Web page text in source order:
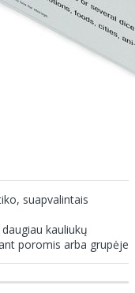
suapvalintais
kauliukų
poromis arba grupėje